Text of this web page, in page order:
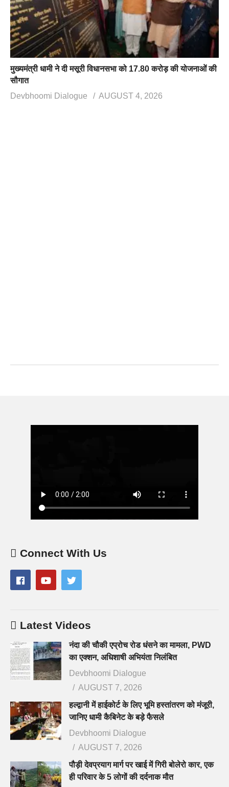
मुख्यमंत्री धामी ने दी मसूरी विधानसभा को 17.80 करोड़ की योजनाओं की
सौगात
Devbhoomi Dialogue
AUGUST 4, 2026
Connect With Us
Latest Videos
नंदा की चौकी एप्रोच रोड धंसने का मामला, PWD
का एक्शन, अधिशाषी अभियंता निलंबित
Devbhoomi Dialogue
AUGUST 7, 2026
हल्द्वानी में हाईकोर्ट के लिए भूमि हस्तांतरण को मंजूरी,
जानिए धामी कैबिनेट के बड़े फैसले
Devbhoomi Dialogue
AUGUST 7, 2026
पौड़ी देवप्रयाग मार्ग पर खाई में गिरी बोलेरो कार, एक
ही परिवार के 5 लोगों की दर्दनाक मौत